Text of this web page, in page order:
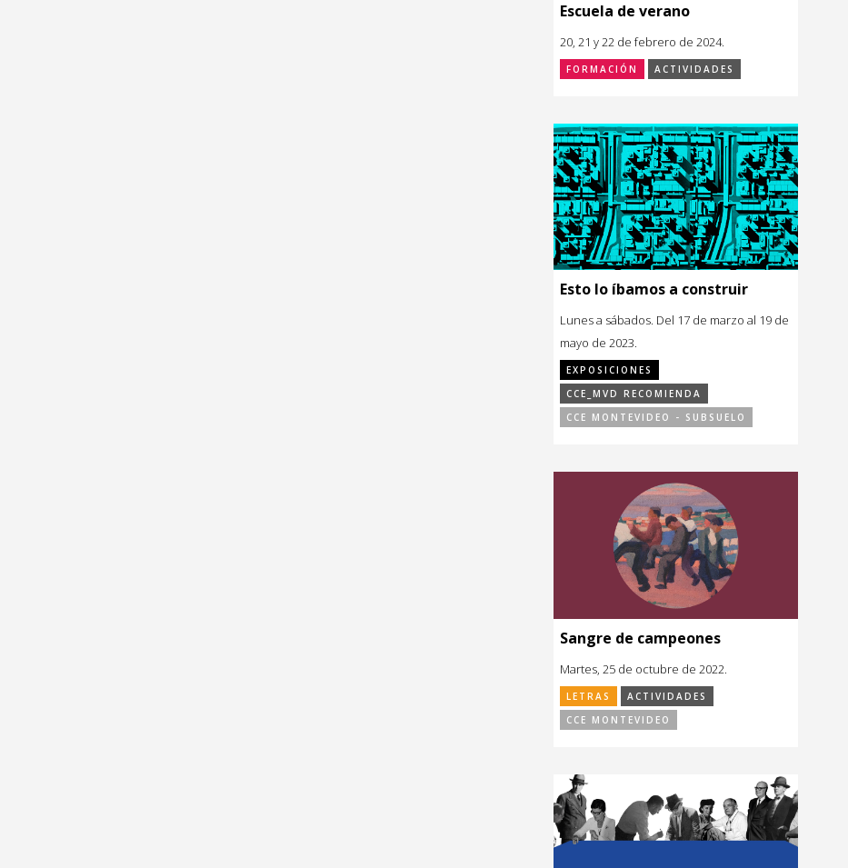
Escuela de verano
20, 21 y 22 de febrero de 2024.
FORMACIÓN ACTIVIDADES
Esto lo íbamos a construir
Lunes a sábados. Del 17 de marzo al 19 de
mayo de 2023.
EXPOSICIONES
CCE_MVD RECOMIENDA
CCE MONTEVIDEO - SUBSUELO
Sangre de campeones
Martes, 25 de octubre de 2022.
LETRAS
ACTIVIDADES
CCE MONTEVIDEO